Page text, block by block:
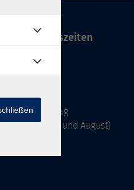
Öffnungszeiten
Mittwoch
Donnerstag
(nicht Juli und August)